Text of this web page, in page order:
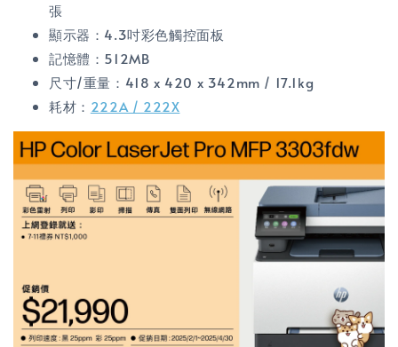
張
顯示器：4.3吋彩色觸控面板
記憶體：512MB
尺寸/重量：418 x 420 x 342mm / 17.1kg
耗材： 222A / 222X